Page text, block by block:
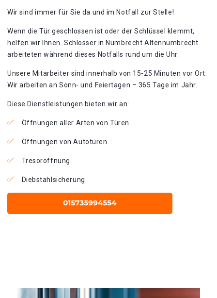
Wir sind immer für Sie da und im Notfall zur Stelle!
Wenn die Tür geschlossen ist oder der Schlüssel klemmt,
helfen wir Ihnen. Schlosser in Nümbrecht Altennümbrecht
arbeiteten während dieses Notfalls rund um die Uhr.
Unsere Mitarbeiter sind innerhalb von 15-25 Minuten vor Ort.
Wir arbeiten an Sonn- und Feiertagen – 365 Tage im Jahr.
Diese Dienstleistungen bieten wir an:
Öffnungen aller Arten von Türen
Öffnungen von Autotüren
Tresoröffnung
Diebstahlsicherung